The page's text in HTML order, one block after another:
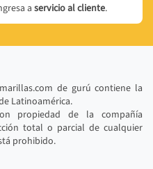
aservicio al cliente.
de gurú contiene la
Latinoamérica.
propiedad de la compañía
total o parcial de cualquier
prohibido.